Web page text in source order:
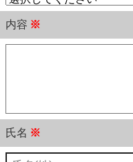
内容 ※
氏名 ※